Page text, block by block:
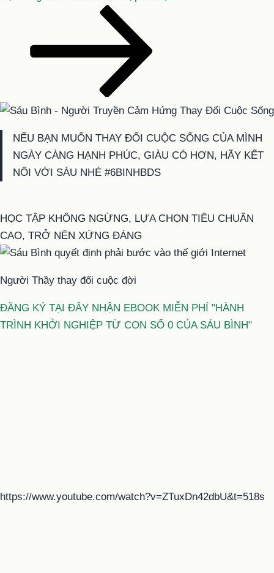
NẾU BẠN MUỐN THAY ĐỔI CUỘC SỐNG CỦA MÌNH
NGÀY CÀNG HẠNH PHÚC, GIÀU CÓ HƠN, HÃY KẾT
NỐI VỚI SÁU NHÉ #6BINHBDS
HỌC TẬP KHÔNG NGỪNG, LỰA CHỌN TIÊU CHUẨN
CAO, TRỞ NÊN XỨNG ĐÁNG
Người Thầy thay đổi cuộc đời
ĐĂNG KÝ TẠI ĐÂY NHẬN EBOOK MIỄN PHÍ "HÀNH
TRÌNH KHỞI NGHIỆP TỪ CON SỐ 0 CỦA SÁU BÌNH"
https://www.youtube.com/watch?v=ZTuxDn42dbU&t=518s